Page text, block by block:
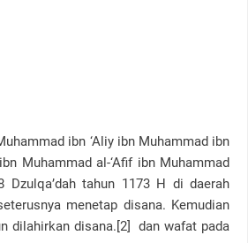
ibn ‘Aliy ibn Muhammad ibn
Muhammad al-‘Afif ibn Muhammad
Dzulqa’dah tahun 1173 H di daerah
menetap disana. Kemudian
dilahirkan disana.[2] dan wafat pada